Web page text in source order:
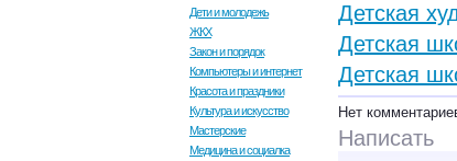
Дети и молодежь
ЖКХ
Закон и порядок
Компьютеры и интернет
Красота и праздники
Культура и искусство
Мастерские
Медицина и социалка
Детская
Детская
Детская
Нет
Написать